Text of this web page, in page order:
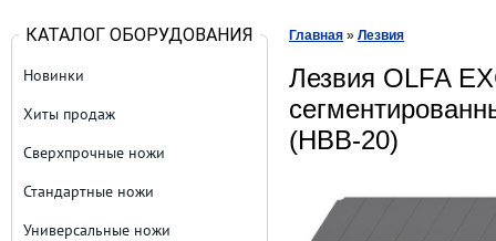
КАТАЛОГ ОБОРУДОВАНИЯ
Новинки
Хиты продаж
Сверхпрочные ножи
Стандартные ножи
Универсальные ножи
Главная » Лезвия
Лезвия OLFA
(HBB-20)